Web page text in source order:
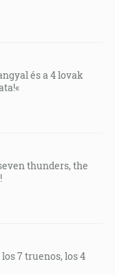
és a 4 lovak
thunders, the
7 truenos, los 4